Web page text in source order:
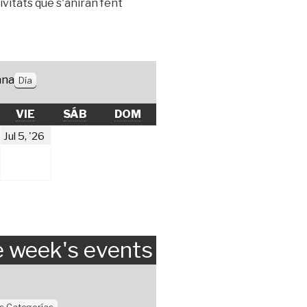
que s'aniran fent
Día
week's events
VIEVIERNES
SÁBSÁBADO
DOMDOMINGO
Jul 5, '26julio